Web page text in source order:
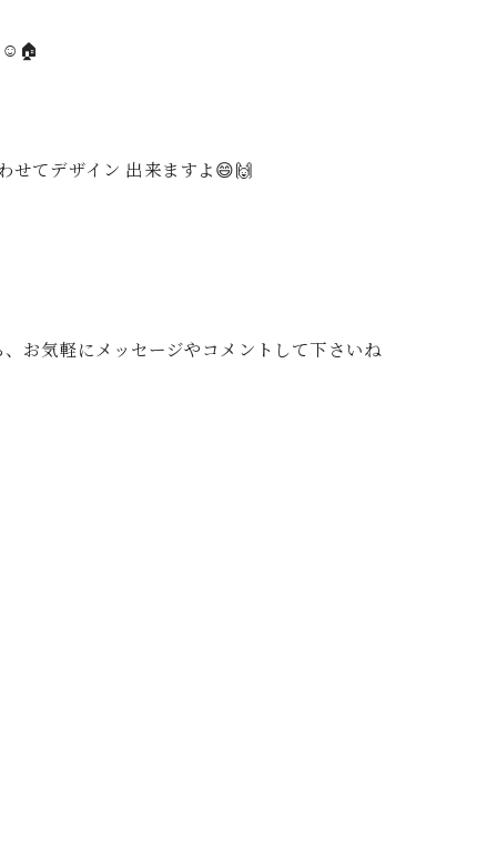
☺️🏠
せてデザイン 出来ますよ😄🙌
お気軽にメッセージやコメントして下さいね